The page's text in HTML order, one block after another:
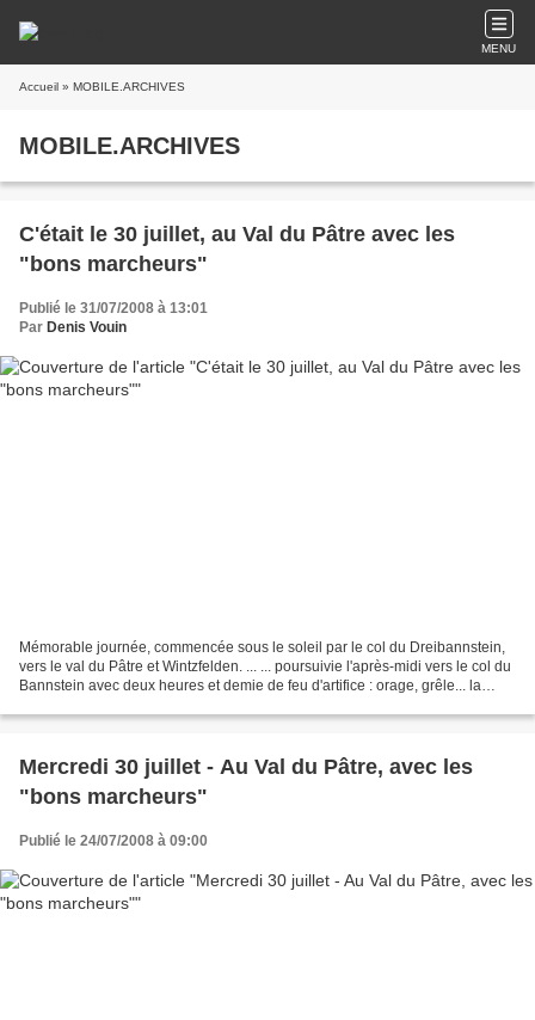
MENU
Accueil » MOBILE.ARCHIVES
MOBILE.ARCHIVES
C'était le 30 juillet, au Val du Pâtre avec les
"bons marcheurs"
Publié le 31/07/2008 à 13:01
Par Denis Vouin
Mémorable journée, commencée sous le soleil par le col du Dreibannstein,
vers le val du Pâtre et Wintzfelden. ... ... poursuivie l'après-midi vers le col du
Bannstein avec deux heures et demie de feu d'artifice : orage, grêle... la
Mercredi 30 juillet - Au Val du Pâtre, avec les
"bons marcheurs"
Publié le 24/07/2008 à 09:00